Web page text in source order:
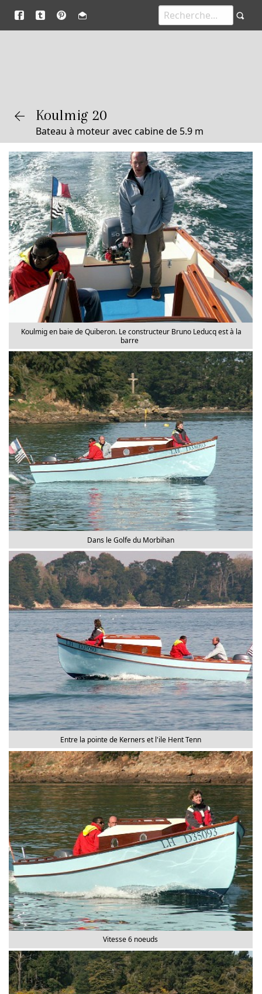
Koulmig 20
Bateau à moteur avec cabine de 5.9 m
Koulmig en baie de Quiberon. Le constructeur Bruno Leducq est à la
barre
Dans le Golfe du Morbihan
Entre la pointe de Kerners et l'ile Hent Tenn
Vitesse 6 noeuds